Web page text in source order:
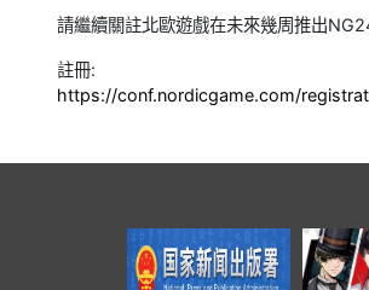
請繼續關註北歐遊戲在未來幾周推出
註冊:
https://conf.nordicgame.com/